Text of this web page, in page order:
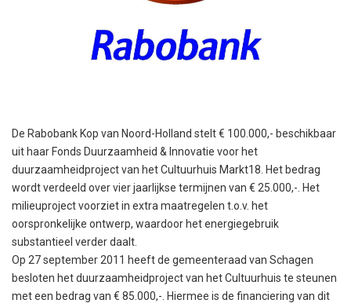
De Rabobank Kop van Noord-Holland stelt € 100.000,- beschikbaar
uit haar Fonds Duurzaamheid & Innovatie voor het
duurzaamheidproject van het Cultuurhuis Markt18. Het bedrag
wordt verdeeld over vier jaarlijkse termijnen van € 25.000,-. Het
milieuproject voorziet in extra maatregelen t.o.v. het
oorspronkelijke ontwerp, waardoor het energiegebruik
substantieel verder daalt.
Op 27 september 2011 heeft de gemeenteraad van Schagen
besloten het duurzaamheidproject van het Cultuurhuis te steunen
met een bedrag van € 85.000,-. Hiermee is de financiering van dit